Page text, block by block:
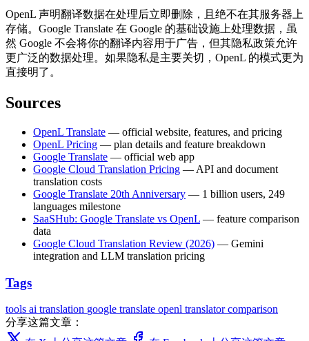
OpenL 声明翻译数据在处理后立即删除，且绝不在其服务器上
存储。Google Translate 在 Google 的基础设施上处理数据，虽
然 Google 不会将你的翻译内容用于广告，但其隐私政策允许
更广泛的数据处理。如果隐私是主要关切，OpenL 的模式更为
直接明了。
Sources
OpenL Translate — official website, features, and pricing
OpenL Pricing — plan details and feature breakdown
Google Translate — official web app
Google Cloud Translation Pricing — API and document
translation costs
Google Translate 20th Anniversary — 1 billion users, 249
languages milestone
SaaSHub: Google Translate vs OpenL — feature comparison
data
Google Cloud Translation Review (2026) — Gemini
integration and LLM translation pricing
Tags
tools ai translation google translate openl translator comparison
分享这篇文章：